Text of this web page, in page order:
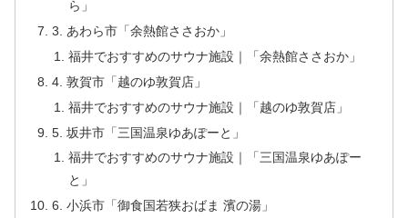
ら」
3. あわら市「余熱館ささおか」
福井でおすすめのサウナ施設｜「余熱館ささおか」
4. 敦賀市「越のゆ敦賀店」
福井でおすすめのサウナ施設｜「越のゆ敦賀店」
5. 坂井市「三国温泉ゆあぽーと」
福井でおすすめのサウナ施設｜「三国温泉ゆあぽー
と」
6. 小浜市「御食国若狭おばま 濱の湯」